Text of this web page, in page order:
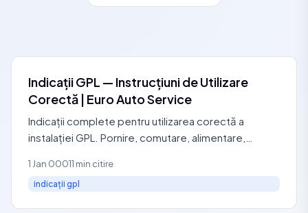
Indicații GPL — Instrucțiuni de Utilizare
Corectă | Euro Auto Service
Indicații complete pentru utilizarea corectă a
instalației GPL. Pornire, comutare, alimentare,
1 Jan 00011 min citire
indicații gpl